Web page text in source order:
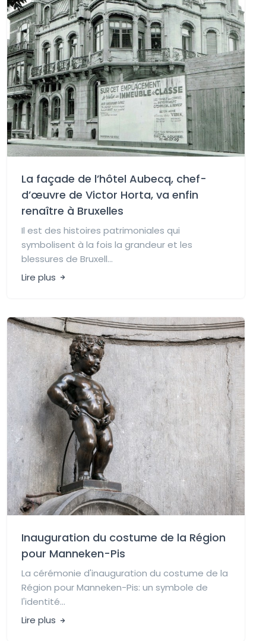
La façade de l’hôtel Aubecq, chef-
d’œuvre de Victor Horta, va enfin
renaître à Bruxelles
Il est des histoires patrimoniales qui
symbolisent à la fois la grandeur et les
blessures de Bruxell...
Lire plus
Inauguration du costume de la Région
pour Manneken-Pis
La cérémonie d'inauguration du costume de la
Région pour Manneken-Pis: un symbole de
l'identité...
Lire plus